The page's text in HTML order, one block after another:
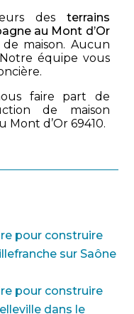
des terrains
au Mont d’Or
maison. Aucun
équipe vous
faire part de
de maison
Mont d’Or 69410.
pour construire
sur Saône
pour construire
dans le